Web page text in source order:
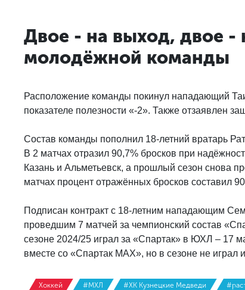
Двое - на выход, двое -
молодёжной команды
Расположение команды покинул нападающий
показателе полезности «-2». Также отзаявлен
Состав команды пополнил 18-летний вратарь
В 2 матчах отразил 90,7% бросков при
Казань и Альметьевск, а прошлый сезон снова
матчах процент отражённых бросков составил
Подписан контракт с 18-летним нападающим
проведшим 7 матчей за чемпионский состав
сезоне 2024/25 играл за «Спартак» в ЮХЛ – 17
вместе со «Спартак МАХ», но в сезоне не играл
Хоккей #МХЛ #ХК Кузнецкие Медведи